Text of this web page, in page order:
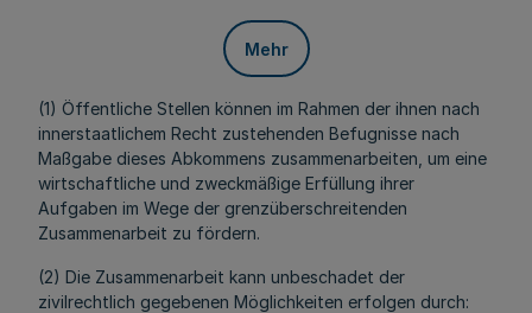
Mehr
(1) Öffentliche Stellen können im Rahmen der ihnen nach
innerstaatlichem Recht zustehenden Befugnisse nach
Maßgabe dieses Abkommens zusammenarbeiten, um eine
wirtschaftliche und zweckmäßige Erfüllung ihrer
Aufgaben im Wege der grenzüberschreitenden
Zusammenarbeit zu fördern.
(2) Die Zusammenarbeit kann unbeschadet der
zivilrechtlich gegebenen Möglichkeiten erfolgen durch: